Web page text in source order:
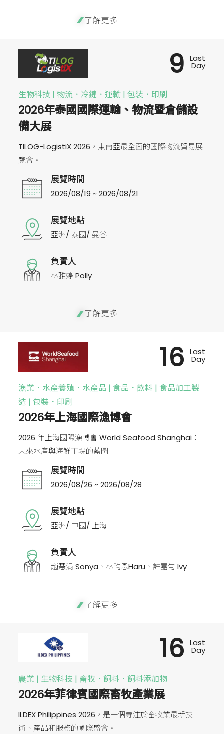
了解更多
生物科技 | 物流．冷鏈．運輸 | 包裝．印刷
2026年泰國國際運輸、物流暨倉儲設
備大展
TILOG-LogistiX 2026，東南亞最全面的國際物流貿易展
覽會。
展覽時間
2026/08/19 ~ 2026/08/21
展覽地點
亞洲/ 泰國/ 曼谷
負責人
林雅婷 Polly
9 Last
Day
了解更多
漁業．水產養殖．水產品 | 食品．飲料 | 食品加工製
造 | 包裝．印刷
2026年上海國際漁博會
2026 年上海國際漁博會 World Seafood Shanghai：
未來水產與海鮮市場的藍圖
展覽時間
2026/08/26 ~ 2026/08/28
展覽地點
亞洲/ 中國/ 上海
負責人
趙慧涓 Sonya、林昀恩Haru、許嘉勻 Ivy
16 Last
Day
了解更多
農業 | 生物科技 | 畜牧．飼料．飼料添加物
2026年菲律賓國際畜牧產業展
ILDEX Philippines 2026，是一個專注於畜牧業最新技
術、產品和服務的國際盛會。
16 Last
Day